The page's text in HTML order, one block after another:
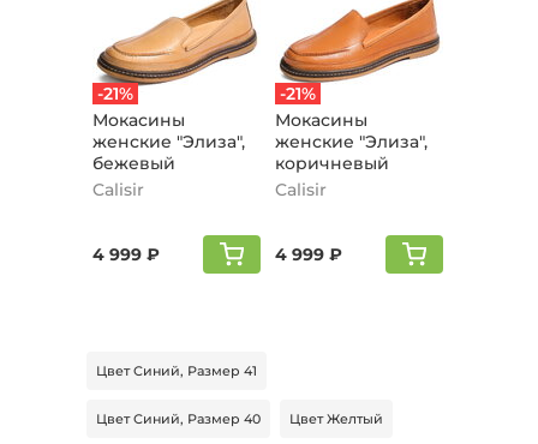
-21%
Мокасины
женские "Элиза",
бежевый
Calisir
4 999 ₽
-21%
Мокасины
женские "Элиза",
коричневый
Calisir
4 999 ₽
Цвет Синий, Размер 41
Цвет Синий, Размер 40 Цвет Желтый